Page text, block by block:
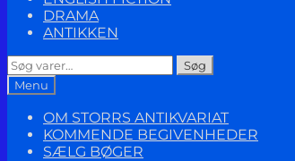
DRAMA
ANTIKKEN
Søg
efter:
Søg
Menu
OM STORRS ANTIKVARIAT
KOMMENDE BEGIVENHEDER
SÆLG BØGER